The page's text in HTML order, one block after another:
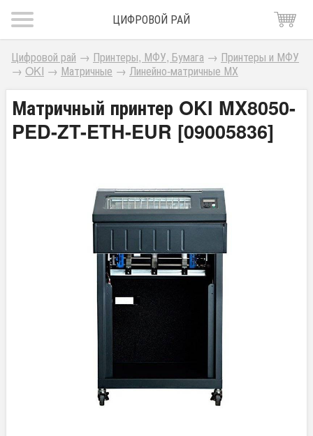
ЦИФРОВОЙ РАЙ
Цифровой рай → Принтеры, МФУ, Бумага → Принтеры и МФУ
→ OKI → Матричные → Линейно-матричные МХ
Матричный принтер OKI MX8050-
PED-ZT-ETH-EUR [09005836]